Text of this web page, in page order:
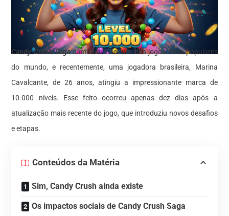
Candy Crush Sagacontinua a ser um dos jogos mais populares
do mundo, e recentemente, uma jogadora brasileira, Marina
Cavalcante, de 26 anos, atingiu a impressionante marca de
10.000 níveis. Esse feito ocorreu apenas dez dias após a
atualização mais recente do jogo, que introduziu novos desafios
e etapas.
Conteúdos da Matéria
Sim, Candy Crush ainda existe
Os impactos sociais de Candy Crush Saga